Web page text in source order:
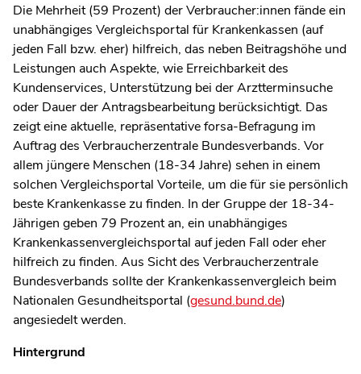
Die Mehrheit (59 Prozent) der Verbraucher:innen fände ein
unabhängiges Vergleichsportal für Krankenkassen (auf
jeden Fall bzw. eher) hilfreich, das neben Beitragshöhe und
Leistungen auch Aspekte, wie Erreichbarkeit des
Kundenservices, Unterstützung bei der Arztterminsuche
oder Dauer der Antragsbearbeitung berücksichtigt. Das
zeigt eine aktuelle, repräsentative forsa-Befragung im
Auftrag des Verbraucherzentrale Bundesverbands. Vor
allem jüngere Menschen (18-34 Jahre) sehen in einem
solchen Vergleichsportal Vorteile, um die für sie persönlich
beste Krankenkasse zu finden. In der Gruppe der 18-34-
Jährigen geben 79 Prozent an, ein unabhängiges
Krankenkassenvergleichsportal auf jeden Fall oder eher
hilfreich zu finden. Aus Sicht des Verbraucherzentrale
Bundesverbands sollte der Krankenkassenvergleich beim
Nationalen Gesundheitsportal (gesund.bund.de)
angesiedelt werden.
Hintergrund